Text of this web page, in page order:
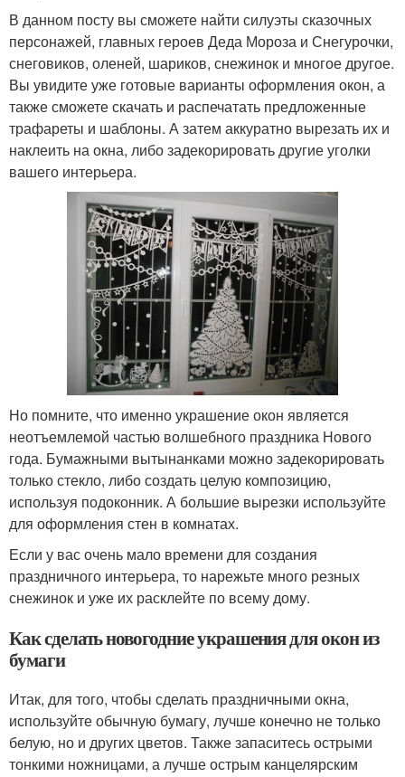
В данном посту вы сможете найти силуэты сказочных
персонажей, главных героев Деда Мороза и Снегурочки,
снеговиков, оленей, шариков, снежинок и многое другое.
Вы увидите уже готовые варианты оформления окон, а
также сможете скачать и распечатать предложенные
трафареты и шаблоны. А затем аккуратно вырезать их и
наклеить на окна, либо задекорировать другие уголки
вашего интерьера.
Но помните, что именно украшение окон является
неотъемлемой частью волшебного праздника Нового
года. Бумажными вытынанками можно задекорировать
только стекло, либо создать целую композицию,
используя подоконник. А большие вырезки используйте
для оформления стен в комнатах.
Если у вас очень мало времени для создания
праздничного интерьера, то нарежьте много резных
снежинок и уже их расклейте по всему дому.
Как сделать новогодние украшения для окон из
бумаги
Итак, для того, чтобы сделать праздничными окна,
используйте обычную бумагу, лучше конечно не только
белую, но и других цветов. Также запаситесь острыми
тонкими ножницами, а лучше острым канцелярским